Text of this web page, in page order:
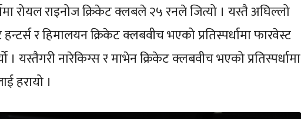
रोयल राइनोज क्रिकेट क्लबले २५ रनले जित्यो । यस्तै अघिल्लो
र हिमालयन क्रिकेट क्लबवीच भएको प्रतिस्पर्धामा फारवेस्ट
। यस्तैगरी नारेकिग्स र माभेन क्रिकेट क्लबवीच भएको प्रतिस्पर्धामा
हरायो ।